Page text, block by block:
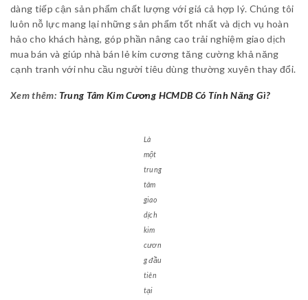
dàng tiếp cận sản phẩm chất lượng với giá cả hợp lý. Chúng tôi
luôn nỗ lực mang lại những sản phẩm tốt nhất và dịch vụ hoàn
hảo cho khách hàng, góp phần nâng cao trải nghiệm giao dịch
mua bán và giúp nhà bán lẻ kim cương tăng cường khả năng
cạnh tranh với nhu cầu người tiêu dùng thường xuyên thay đổi.
Xem thêm: Trung Tâm Kim Cương HCMDB Có Tính Năng Gì?
Là
một
trung
tâm
giao
dịch
kim
cươn
g đầu
tiên
tại